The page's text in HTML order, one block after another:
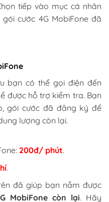
tiếp vào mục cá nhân
cước 4G MobiFone đã
bạn có thể gọi điện đến
được hỗ trợ kiểm tra. Bạn
gói cước đã đăng ký để
lượng còn lại.
200đ/ phút.
.
đã giúp bạn nắm được
MobiFone còn lại. Hãy